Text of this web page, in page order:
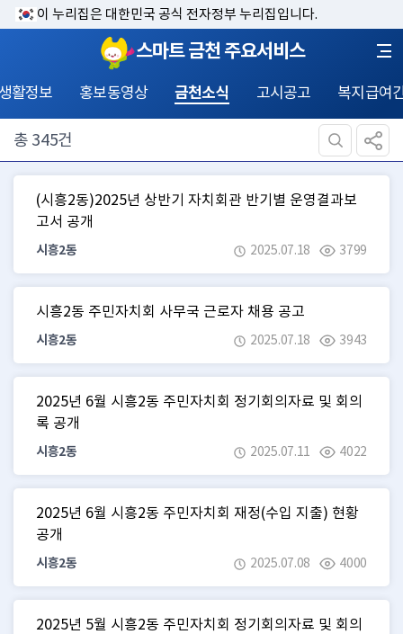
이 누리집은 대한민국 공식 전자정부 누리집입니다.
스마트 금천 주요서비스
활정보 홍보동영상 금천소식 고시공고 복지급여
총 345건
(시흥2동)2025년 상반기 자치회관 반기별 운영결과보
고서 공개
시흥2동 2025.07.18 3799
시흥2동 주민자치회 사무국 근로자 채용 공고
시흥2동 2025.07.18 3943
2025년 6월 시흥2동 주민자치회 정기회의자료 및 회의
록 공개
시흥2동 2025.07.11 4022
2025년 6월 시흥2동 주민자치회 재정(수입 지출) 현황
공개
시흥2동 2025.07.08 4000
2025년 5월 시흥2동 주민자치회 정기회의자료 및 회의